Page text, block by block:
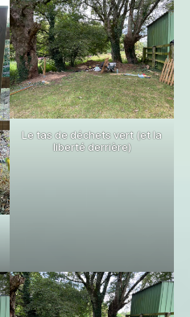
Le tas de déchets vert (et la
liberté derrière)